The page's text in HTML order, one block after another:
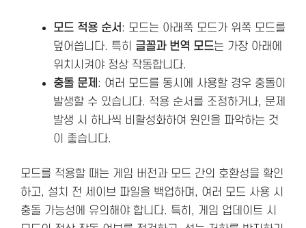
모드 적용 순서 : 모드는 아래쪽 모드가 위쪽 모드를
덮어씁니다. 특히 글꼴과 번역 모드는 가장 아래에
위치시켜야 정상 작동합니다.
충돌 문제 : 여러 모드를 동시에 사용할 경우 충돌이
발생할 수 있습니다. 적용 순서를 조정하거나, 문제
발생 시 하나씩 비활성화하여 원인을 파악하는 것
이 좋습니다.
모드를 적용할 때는 게임 버전과 모드 간의 호환성을 확인
하고, 설치 전 세이브 파일을 백업하며, 여러 모드 사용 시
충돌 가능성에 유의해야 합니다. 특히, 게임 업데이트 시